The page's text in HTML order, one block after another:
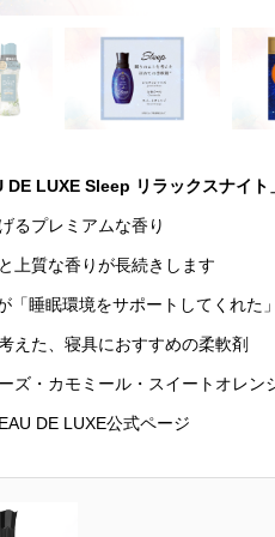
DE LUXE Sleep リラックスナイト
るプレミアムな香り
上質な香りが長続きします
「睡眠環境をサポートしてくれた
えた、寝具におすすめの柔軟剤
ズ・カモミール・スイートオレン
DE LUXE公式ページ